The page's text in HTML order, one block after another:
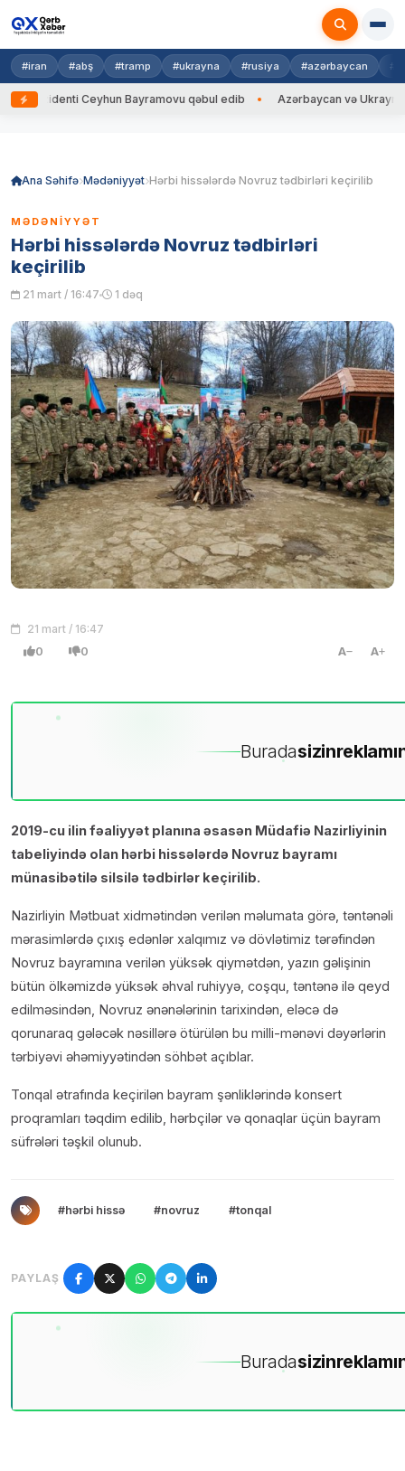
#iran #abş #tramp #ukrayna #rusiya #azərbaycan
Ceyhun Bayramovu qəbul edib Azərbaycan və Ukrayna XİN
Ana Səhifə Mədəniyyət Hərbi hissələrdə Novruz tədbirləri keçirilib
MƏDƏNIYYƏT
Hərbi hissələrdə Novruz tədbirləri
keçirilib
21 mart / 16:47 1 dəq
21 mart / 16:47
0 0 A A
Buradasizin
2019-cu ilin fəaliyyət planına əsasən Müdafiə Nazirliyinin
tabeliyində olan hərbi hissələrdə Novruz bayramı
münasibətilə silsilə tədbirlər keçirilib.
Nazirliyin Mətbuat xidmətindən verilən məlumata görə, təntənəli
mərasimlərdə çıxış edənlər xalqımız və dövlətimiz tərəfindən
Novruz bayramına verilən yüksək qiymətdən, yazın gəlişinin
bütün ölkəmizdə yüksək əhval ruhiyyə, coşqu, təntənə ilə qeyd
edilməsindən, Novruz ənənələrinin tarixindən, eləcə də
qorunaraq gələcək nəsillərə ötürülən bu milli-mənəvi dəyərlərin
tərbiyəvi əhəmiyyətindən söhbət açıblar.
Tonqal ətrafında keçirilən bayram şənliklərində konsert
proqramları təqdim edilib, hərbçilər və qonaqlar üçün bayram
süfrələri təşkil olunub.
#hərbi hissə #novruz #tonqal
PAYLAŞ
Buradasizin